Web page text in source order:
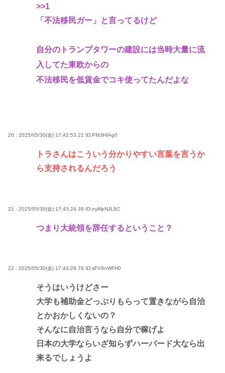
>>1
「不法移民ガー」と言ってるけど
自分のトランプタワーの建設には当時大量に流
入してた東欧からの
不法移民を低賃金でコキ使ってたんだよな
20 : 2025/05/30(金) 17:42:53.21 ID:PMJlHIAg0
トラさんはこういう分かりやすい言葉を言うか
ら支持されるんだろう
21 : 2025/05/30(金) 17:43:24.38 ID:oyMpNJL8C
つまり大統領を辞任するということ？
22 : 2025/05/30(金) 17:43:28.78 ID:sFV9nWFH0
そうはいうけどさー
大学も補助金どっぷりもらって置きながら自治
とかおかしくないの？
そんなに自治言うなら自分で稼げよ
日本の大学ならいざ知らずハーバード大なら出
来るでしょうよ